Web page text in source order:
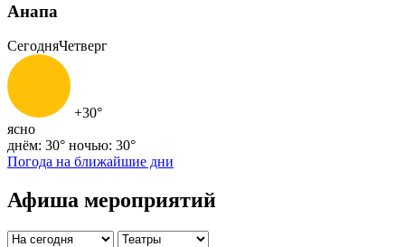
Анапа
СегодняЧетверг
+30°
ясно
днём: 30° ночью: 30°
Погода на ближайшие дни
Афиша мероприятий